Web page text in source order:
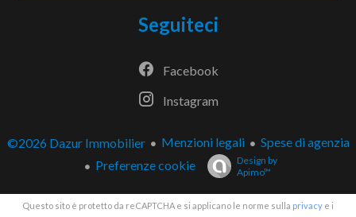
Seguiteci
Facebook
Instagram
©2026 Dazur Immobilier Menzioni legali
Spese di agenzia
Preferenze cookie
Design by
Apimo™
Questo sito è protetto da reCAPTCHA e si applicano le norme sulla privacy e i